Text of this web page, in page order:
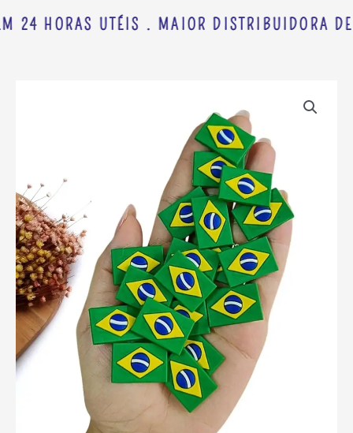
24 HORAS UTÉIS . MAIOR DISTRIBUIDORA